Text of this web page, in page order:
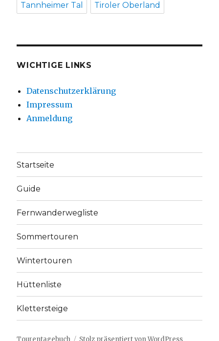
Tannheimer Tal Tiroler Oberland
WICHTIGE LINKS
Datenschutzerklärung
Impressum
Anmeldung
Startseite
Guide
Fernwanderwegliste
Sommertouren
Wintertouren
Hüttenliste
Klettersteige
Tourentagebuch Stolz präsentiert von WordPress